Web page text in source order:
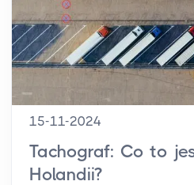
15-11-2024
Tachograf: Co to
Holandii?